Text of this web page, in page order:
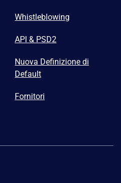
Whistleblowing
API & PSD2
Nuova Definizione di
Default
Fornitori